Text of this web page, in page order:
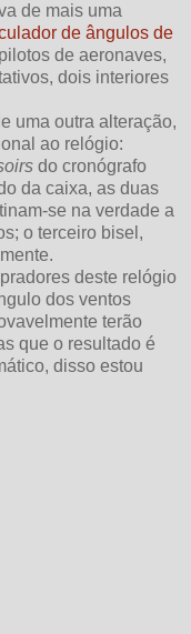
de mais uma
de ângulos de
de aeronaves,
dois interiores
uma outra alteração,
ao relógio:
do cronógrafo
da caixa, as duas
se na verdade a
o terceiro bisel,
deste relógio
dos ventos
terão
que o resultado é
disso estou